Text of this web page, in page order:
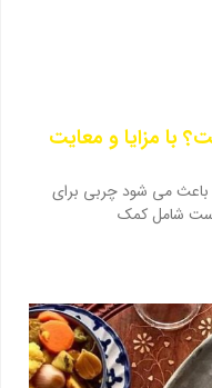
با مزایا و معایت
باعث می شود چربی برای
است شامل کمک